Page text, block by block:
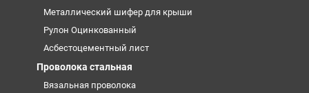
Металлический шифер для крыши
Рулон Оцинкованный
Асбестоцементный лист
Проволока стальная
Вязальная проволока